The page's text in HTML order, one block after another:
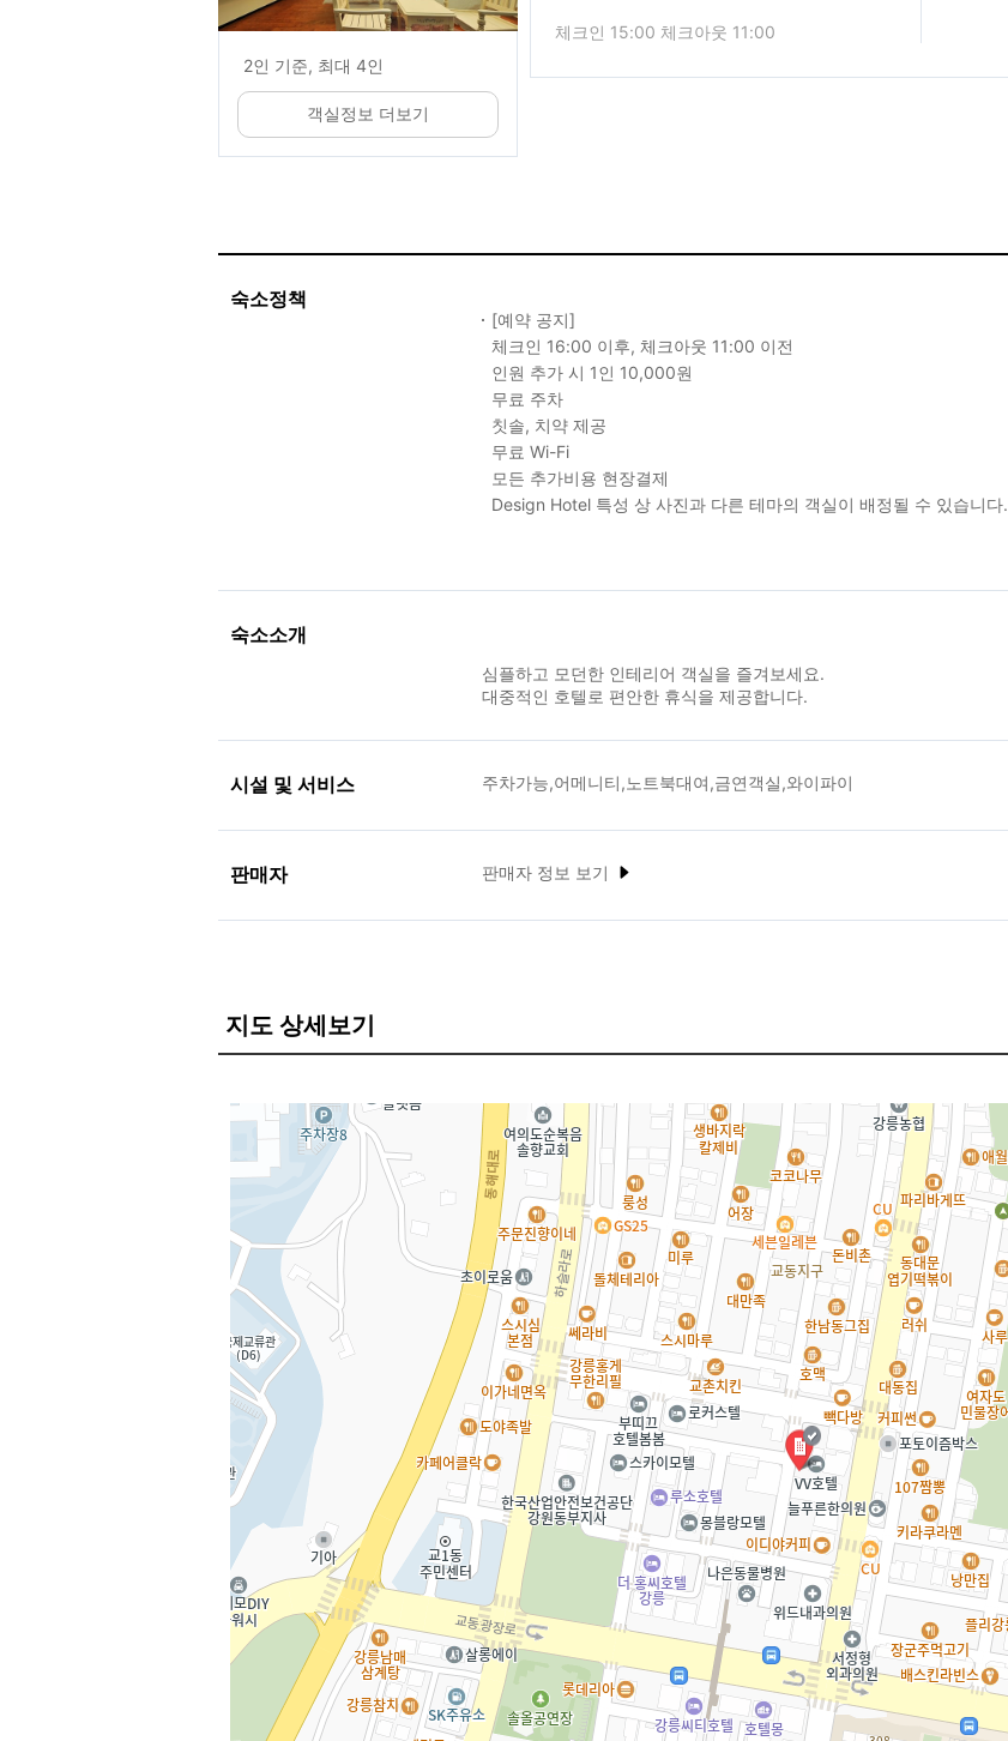
2인 기준, 최대 4인
객실정보 더보기
체크인 15:00 체크아웃 11:00
숙소정책
[예약 공지]
체크인 16:00 이후, 체크아웃 11:00 이전
인원 추가 시 1인 10,000원
무료 주차
칫솔, 치약 제공
무료 Wi-Fi
모든 추가비용 현장결제
Design Hotel 특성 상 사진과 다른 테마의 객실이 배정될 수 있습니다.
숙소소개
심플하고 모던한 인테리어 객실을 즐겨보세요.
대중적인 호텔로 편안한 휴식을 제공합니다.
시설 및 서비스 주차가능,어메니티,노트북대여,금연객실,와이파이
판매자 판매자 정보 보기
지도 상세보기